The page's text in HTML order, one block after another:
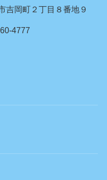
岡町２丁目８番地９
4777